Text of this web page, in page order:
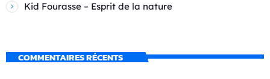
Kid Fourasse – Esprit de la nature
COMMENTAIRES RÉCENTS